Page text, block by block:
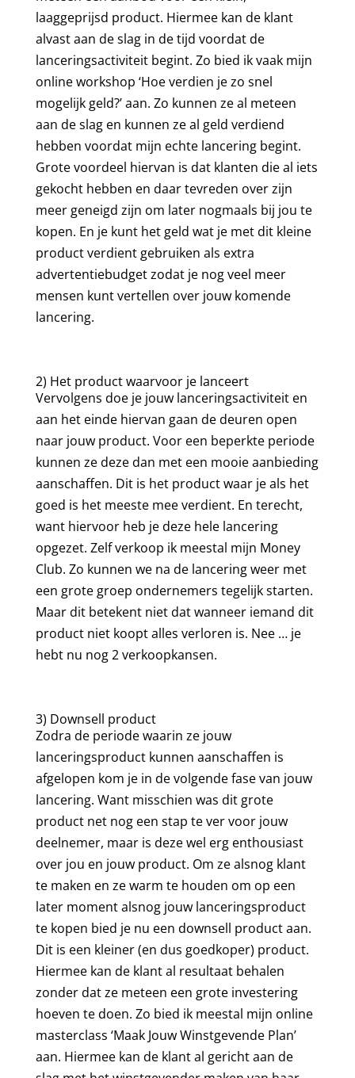
laaggeprijsd product. Hiermee kan de klant
alvast aan de slag in de tijd voordat de
lanceringsactiviteit begint. Zo bied ik vaak mijn
online workshop ‘Hoe verdien je zo snel
mogelijk geld?’ aan. Zo kunnen ze al meteen
aan de slag en kunnen ze al geld verdiend
hebben voordat mijn echte lancering begint.
Grote voordeel hiervan is dat klanten die al iets
gekocht hebben en daar tevreden over zijn
meer geneigd zijn om later nogmaals bij jou te
kopen. En je kunt het geld wat je met dit kleine
product verdient gebruiken als extra
advertentiebudget zodat je nog veel meer
mensen kunt vertellen over jouw komende
lancering.
2) Het product waarvoor je lanceert
Vervolgens doe je jouw lanceringsactiviteit en
aan het einde hiervan gaan de deuren open
naar jouw product. Voor een beperkte periode
kunnen ze deze dan met een mooie aanbieding
aanschaffen. Dit is het product waar je als het
goed is het meeste mee verdient. En terecht,
want hiervoor heb je deze hele lancering
opgezet. Zelf verkoop ik meestal mijn Money
Club. Zo kunnen we na de lancering weer met
een grote groep ondernemers tegelijk starten.
Maar dit betekent niet dat wanneer iemand dit
product niet koopt alles verloren is. Nee … je
hebt nu nog 2 verkoopkansen.
3) Downsell product
Zodra de periode waarin ze jouw
lanceringsproduct kunnen aanschaffen is
afgelopen kom je in de volgende fase van jouw
lancering. Want misschien was dit grote
product net nog een stap te ver voor jouw
deelnemer, maar is deze wel erg enthousiast
over jou en jouw product. Om ze alsnog klant
te maken en ze warm te houden om op een
later moment alsnog jouw lanceringsproduct
te kopen bied je nu een downsell product aan.
Dit is een kleiner (en dus goedkoper) product.
Hiermee kan de klant al resultaat behalen
zonder dat ze meteen een grote investering
hoeven te doen. Zo bied ik meestal mijn online
masterclass ‘Maak Jouw Winstgevende Plan’
aan. Hiermee kan de klant al gericht aan de